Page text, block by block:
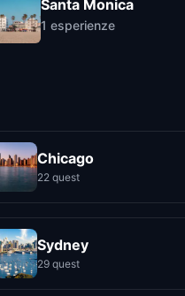
Santa Monica
1 esperienze
Chicago
22 quest
Sydney
29 quest